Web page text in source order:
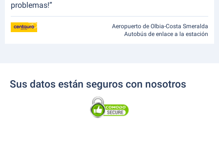
problemas!”
Aeropuerto de Olbia-Costa Smeralda
Autobús de enlace a la estación
Sus datos están seguros con nosotros